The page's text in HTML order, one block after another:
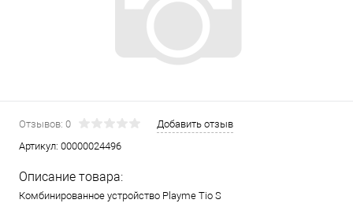
Отзывов: 0
Добавить отзыв
Артикул: 00000024496
Описание товара:
Комбинированное устройство Playme Tio S